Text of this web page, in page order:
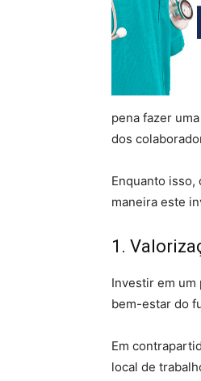
pena fazer
dos
Enquanto isso,
maneira este
1.
Investir em um
bem-estar do
Em
local de